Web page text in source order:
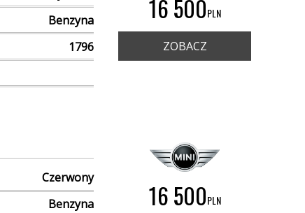
Benzyna
1796
16 500PLN
ZOBACZ
Czerwony
Benzyna
16 500PLN